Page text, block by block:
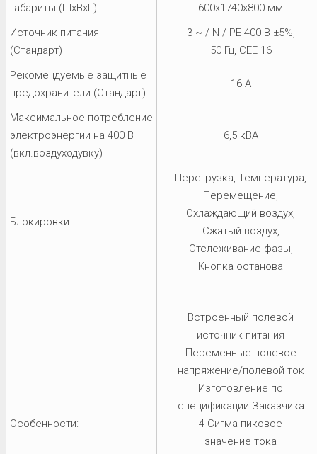
Габариты (ШхВхГ)
600x1740x800 мм
Источник питания
(Стандарт)
3 ~ / N / PE 400 В ±5%,
50 Гц, CEE 16
Рекомендуемые защитные
предохранители (Стандарт)
16 A
Максимальное потребление
электроэнергии на 400 В
(вкл.воздуходувку)
6,5 кВА
Блокировки:
Перегрузка, Температура,
Перемещение,
Охлаждающий воздух,
Сжатый воздух,
Отслеживание фазы,
Кнопка останова
Особенности:
Встроенный полевой
источник питания
Переменные полевое
напряжение/полевой ток
Изготовление по
спецификации Заказчика
4 Сигма пиковое
значение тока